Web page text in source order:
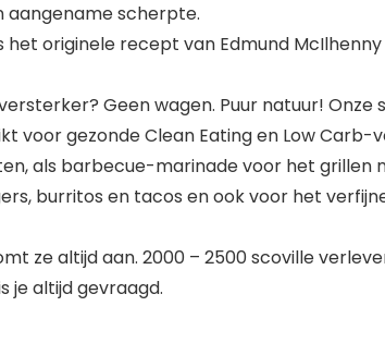
aangename scherpte.
originele recept van Edmund McIlhenny
Geen wagen. Puur natuur! Onze
voor gezonde Clean Eating en Low Carb-
als barbecue-marinade voor het grillen
burritos en tacos en ook voor het
ze altijd aan. 2000 – 2500 scoville
je altijd gevraagd.